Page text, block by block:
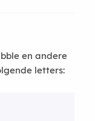
en andere
letters: